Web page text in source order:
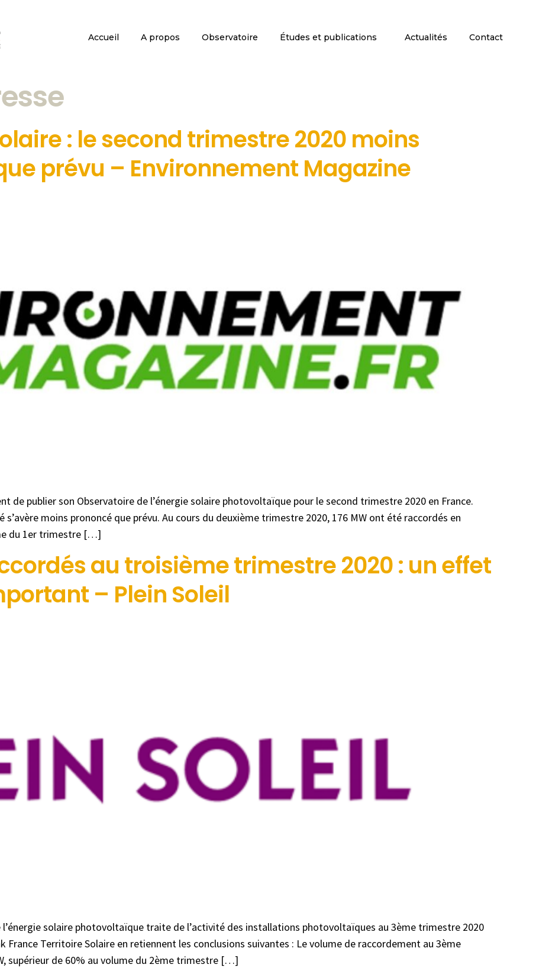
Accueil A propos Observatoire Études et publications Actualités Contact
: le second trimestre 2020 moins
prévu – Environnement Magazine
de publier son Observatoire de l’énergie solaire photovoltaïque pour le second trimestre 2020 en France.
s’avère moins prononcé que prévu. Au cours du deuxième trimestre 2020, 176 MW ont été raccordés en
du 1er trimestre […]
au troisième trimestre 2020 : un effet
– Plein Soleil
solaire photovoltaïque traite de l’activité des installations photovoltaïques au 3ème trimestre 2020
France Territoire Solaire en retiennent les conclusions suivantes : Le volume de raccordement au 3ème
supérieur de 60% au volume du 2ème trimestre […]